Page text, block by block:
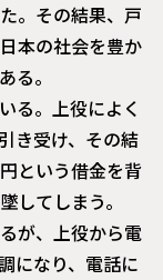
。その結果、戸
本の社会を豊か
る。
る。上役によく
き受け、その結
という借金を背
してしまう。
が、上役から電
になり、電話に